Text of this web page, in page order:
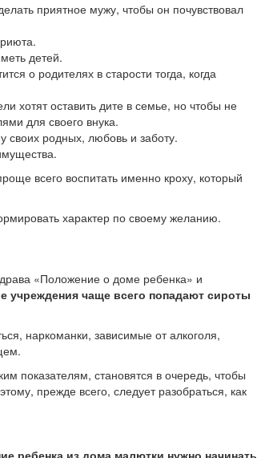
приятное мужу, чтобы он почувствовал
детей.
о родителях в старости тогда, когда
хотят оставить дите в семье, но чтобы не
для своего внука.
своих родных, любовь и заботу.
всего воспитать именно кроху, который
характер по своему желанию.
«Положение о доме ребенка» и
учреждения чаще всего попадают сироты
наркоманки, зависимые от алкоголя,
показателям, становятся в очередь, чтобы
прежде всего, следует разобраться, как